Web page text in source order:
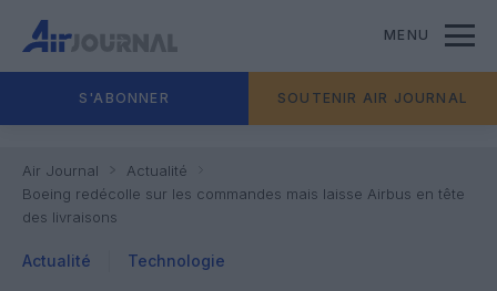
MENU
S'ABONNER SOUTENIR AIR JOURNAL
Air Journal
Actualité
Boeing redécolle sur les commandes mais laisse Airbus en tête
des livraisons
Actualité Technologie